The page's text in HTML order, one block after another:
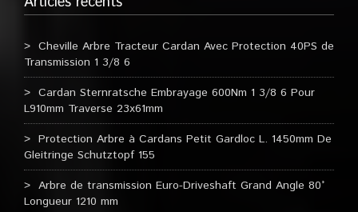
Cheville Arbre Tracteur Cardan Avec Protection 40PS de
Transmission 1 3/8 6
Cardan Sternratsche Embrayage 600Nm 1 3/8 6 Pour
L910mm Traverse 23x61mm
Protection Arbre à Cardans Petit Gardloc L. 1450mm De
Gleitringe Schutztopf 155
Arbre de transmission Euro-Driveshaft Grand Angle 80°
Longueur 1210 mm